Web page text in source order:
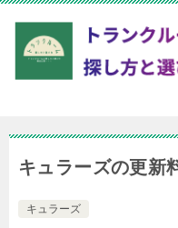
キュラーズの更新
キュラーズ